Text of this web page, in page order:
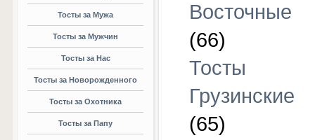
Тосты за Мужа
Тосты за Мужчин
Тосты за Нас
Тосты за Новорожденного
Тосты за Охотника
Тосты за Папу
Восточные
(66)
Тосты
Грузинские
(65)